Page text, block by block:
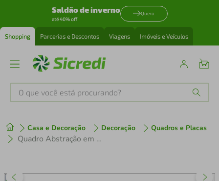
Saldão de inverno
até 40% off
Quero
Shopping Parcerias e Descontos Viagens Imóveis e Veículos
O que você está procurando?
Casa e Decoração Decoração Quadros e Placas
Quadro Abstração em Azul 62x43 2-43x30 Filete Preto
1º tenis